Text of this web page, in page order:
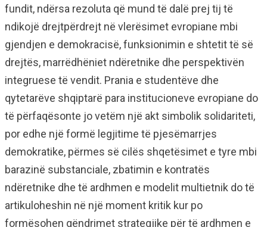
fundit, ndërsa rezoluta që mund të dalë prej tij të
ndikojë drejtpërdrejt në vlerësimet evropiane mbi
gjendjen e demokracisë, funksionimin e shtetit të së
drejtës, marrëdhëniet ndëretnike dhe perspektivën
integruese të vendit. Prania e studentëve dhe
qytetarëve shqiptarë para institucioneve evropiane do
të përfaqësonte jo vetëm një akt simbolik solidariteti,
por edhe një formë legjitime të pjesëmarrjes
demokratike, përmes së cilës shqetësimet e tyre mbi
barazinë substanciale, zbatimin e kontratës
ndëretnike dhe të ardhmen e modelit multietnik do të
artikuloheshin në një moment kritik kur po
formësohen qëndrimet strategjike për të ardhmen e